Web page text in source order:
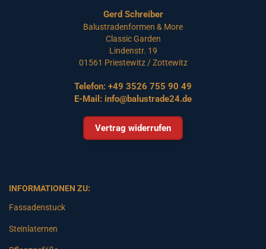
Gerd Schreiber
Balustradenformen & More
Classic Garden
Lindenstr. 19
01561 Priestewitz / Zottewitz
Telefon: +49 3526 755 90 49
E-Mail: info@balustrade24.de
Vertrag widerrufen
INFORMATIONEN ZU:
Fassadenstuck
Steinlaternen